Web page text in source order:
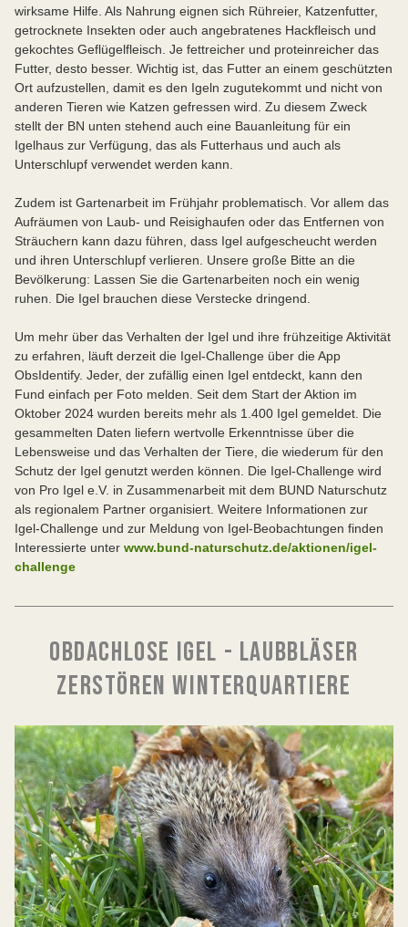
wirksame Hilfe. Als Nahrung eignen sich Rühreier, Katzenfutter,
getrocknete Insekten oder auch angebratenes Hackfleisch und
gekochtes Geflügelfleisch. Je fettreicher und proteinreicher das
Futter, desto besser. Wichtig ist, das Futter an einem geschützten
Ort aufzustellen, damit es den Igeln zugutekommt und nicht von
anderen Tieren wie Katzen gefressen wird. Zu diesem Zweck
stellt der BN unten stehend auch eine Bauanleitung für ein
Igelhaus zur Verfügung, das als Futterhaus und auch als
Unterschlupf verwendet werden kann.
Zudem ist Gartenarbeit im Frühjahr problematisch. Vor allem das
Aufräumen von Laub- und Reisighaufen oder das Entfernen von
Sträuchern kann dazu führen, dass Igel aufgescheucht werden
und ihren Unterschlupf verlieren. Unsere große Bitte an die
Bevölkerung: Lassen Sie die Gartenarbeiten noch ein wenig
ruhen. Die Igel brauchen diese Verstecke dringend.
Um mehr über das Verhalten der Igel und ihre frühzeitige Aktivität
zu erfahren, läuft derzeit die Igel-Challenge über die App
ObsIdentify. Jeder, der zufällig einen Igel entdeckt, kann den
Fund einfach per Foto melden. Seit dem Start der Aktion im
Oktober 2024 wurden bereits mehr als 1.400 Igel gemeldet. Die
gesammelten Daten liefern wertvolle Erkenntnisse über die
Lebensweise und das Verhalten der Tiere, die wiederum für den
Schutz der Igel genutzt werden können. Die Igel-Challenge wird
von Pro Igel e.V. in Zusammenarbeit mit dem BUND Naturschutz
als regionalem Partner organisiert. Weitere Informationen zur
Igel-Challenge und zur Meldung von Igel-Beobachtungen finden
Interessierte unter www.bund-naturschutz.de/aktionen/igel-
challenge
OBDACHLOSE IGEL - LAUBBLÄSER
ZERSTÖREN WINTERQUARTIERE